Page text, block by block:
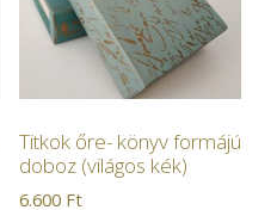
Titkok őre- könyv formájú
doboz (világos kék)
6.600 Ft